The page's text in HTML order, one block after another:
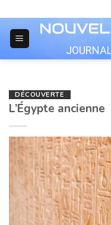
to
content
DÉCOUVERTE
L’Égypte ancienne